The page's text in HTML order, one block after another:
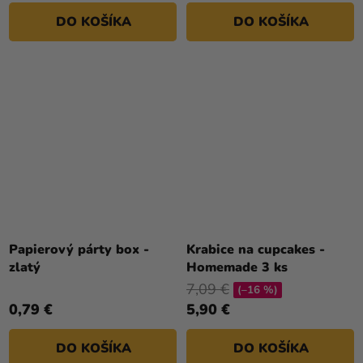
DO KOŠÍKA DO KOŠÍKA
Papierový párty box -
zlatý
0,79 €
DO KOŠÍKA
Krabice na cupcakes -
Homemade 3 ks
5,90 €
7,09 € (–16 %)
DO KOŠÍKA